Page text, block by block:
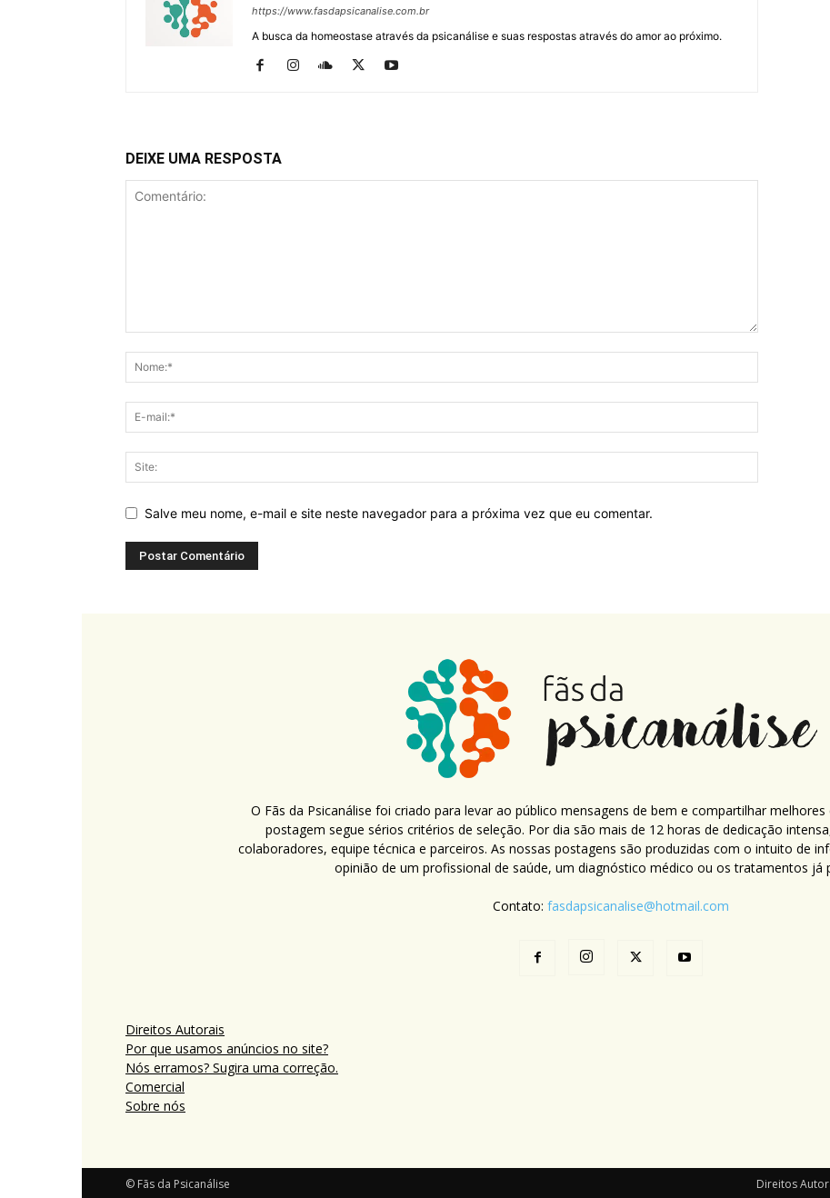
https://www.fasdapsicanalise.com.br
A busca da homeostase através da psicanálise e suas respostas através do amor ao próximo.
DEIXE UMA RESPOSTA
Salve meu nome, e-mail e site neste navegador para a próxima vez que eu comentar.
O Fãs da Psicanálise foi criado para levar ao público mensagens de bem e compartilhar melhores
postagem segue sérios critérios de seleção. Por dia são mais de 12 horas de dedicação
colaboradores, equipe técnica e parceiros. As nossas postagens são produzidas com o intuito de
opinião de um profissional de saúde, um diagnóstico médico ou os tratamentos já
Contato: fasdapsicanalise@hotmail.com
Direitos Autorais
Por que usamos anúncios no site?
Nós erramos? Sugira uma correção.
Comercial
Sobre nós
Direitos
© Fãs da Psicanálise